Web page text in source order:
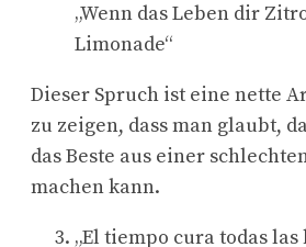
„Wenn das Leben dir
Limonade“
Dieser Spruch ist eine nette
zu zeigen, dass man glaubt,
das Beste aus einer
machen kann.
„El tiempo cura todas las